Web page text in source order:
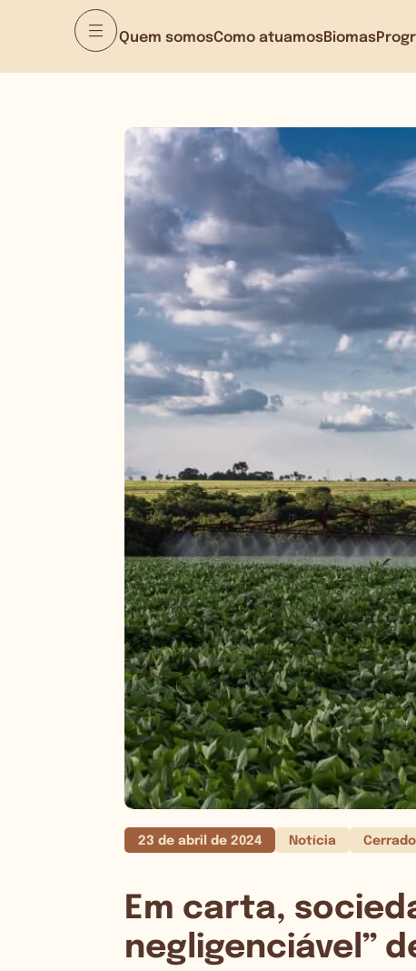
Quem somosComo atuamosBiomas
23 de abril de 2024 Notícia Cerrado
Em carta,
negligenciável”